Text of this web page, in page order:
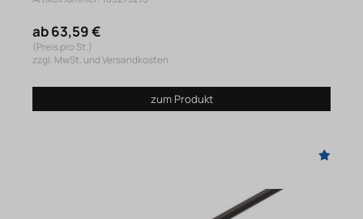
ab 63,59 €
(Preis pro St.)
zzgl. MwSt. und Versandkosten
zum Produkt